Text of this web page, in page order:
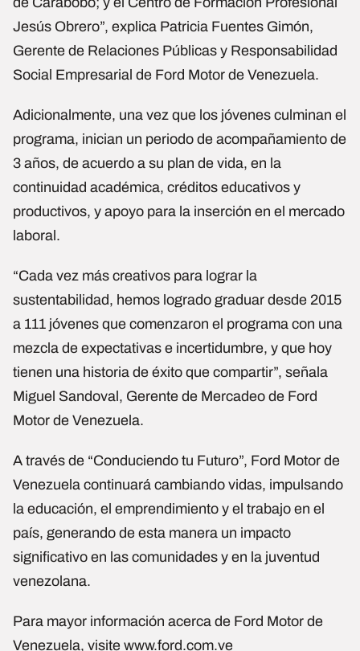
Jesús Obrero”, explica Patricia Fuentes Gimón,
Gerente de Relaciones Públicas y Responsabilidad
Social Empresarial de Ford Motor de Venezuela.
Adicionalmente, una vez que los jóvenes culminan el
programa, inician un periodo de acompañamiento de
3 años, de acuerdo a su plan de vida, en la
continuidad académica, créditos educativos y
productivos, y apoyo para la inserción en el mercado
laboral.
“Cada vez más creativos para lograr la
sustentabilidad, hemos logrado graduar desde 2015
a 111 jóvenes que comenzaron el programa con una
mezcla de expectativas e incertidumbre, y que hoy
tienen una historia de éxito que compartir”, señala
Miguel Sandoval, Gerente de Mercadeo de Ford
Motor de Venezuela.
A través de “Conduciendo tu Futuro”, Ford Motor de
Venezuela continuará cambiando vidas, impulsando
la educación, el emprendimiento y el trabajo en el
país, generando de esta manera un impacto
significativo en las comunidades y en la juventud
venezolana.
Para mayor información acerca de Ford Motor de
Venezuela, visite www.ford.com.ve